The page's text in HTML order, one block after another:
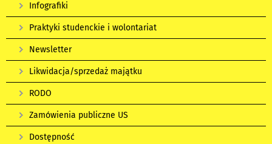
Infografiki
Praktyki studenckie i wolontariat
Newsletter
Likwidacja/sprzedaż majątku
RODO
Zamówienia publiczne US
Dostępność